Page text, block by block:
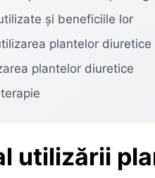
și beneficiile lor
plantelor diuretice
plantelor diuretice
utilizării